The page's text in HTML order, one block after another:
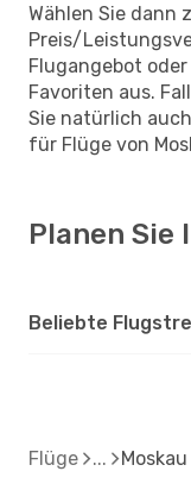
Wählen Sie dann
Preis/
Flugangebot
Favoriten aus.
Sie natürlich
für Flüge von
Planen Sie
Beliebte
Flüge